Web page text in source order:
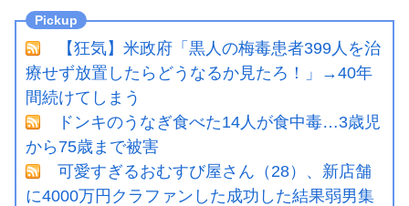
【狂気】米政府「黒人の梅毒患者399人を治
療せず放置したらどうなるか見たろ！」→40年
間続けてしまう
ドンキのうなぎ食べた14人が食中毒…3歳児
から75歳まで被害
可愛すぎるおむすび屋さん（28）、新店舗
に4000万円クラファンした成功した結果弱男集